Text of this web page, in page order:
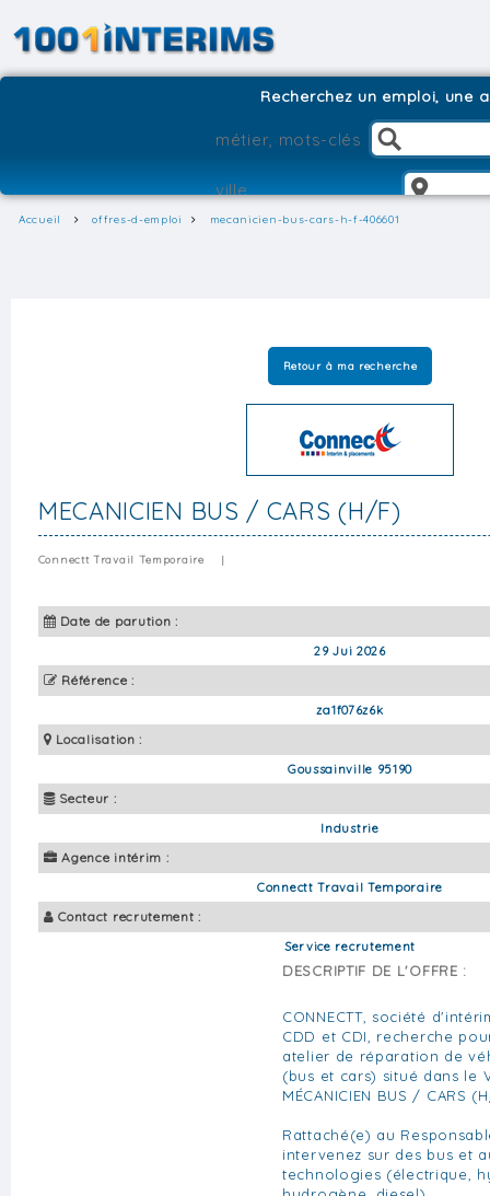
Recherchez un emploi, une
Accueil offres-d-emploi mecanicien-bus-cars-h-f-406601
Retour à ma recherche
MECANICIEN BUS / CARS (H/F)
Connectt Travail Temporaire |
Date de parution :
29 Jui 2026
Référence :
za1f076z6k
Localisation :
Goussainville 95190
Secteur :
Industrie
Agence intérim :
Connectt Travail Temporaire
Contact recrutement :
Service recrutement
DESCRIPTIF DE L'OFFRE :
CONNECTT, société
CDD et CDI, recherche
atelier de réparation de
(bus et cars) situé dans le
MÉCANICIEN BUS / CARS
Rattaché(e) au
intervenez sur des bus et
technologies (électrique,